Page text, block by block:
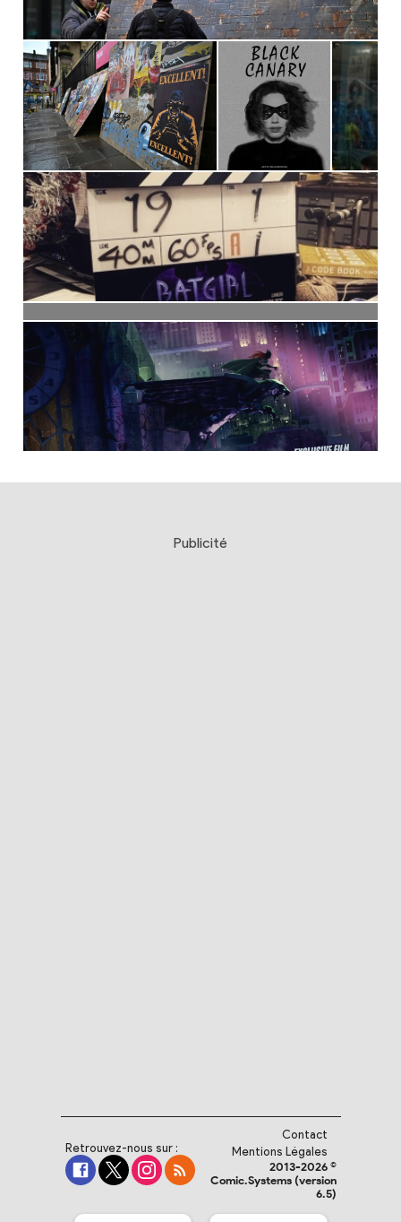
Publicité
Retrouvez-nous sur :
Contact
Mentions Légales
2013-2026 ©
Comic.Systems (version
6.5)